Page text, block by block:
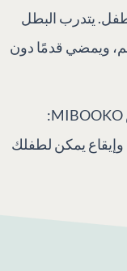
يتدرب البطل
ويمضي قدمًا دون
هذه هي الفكرة الكامنة وراء كتاب قصص MIBOOKO:
يمكن لطفلك